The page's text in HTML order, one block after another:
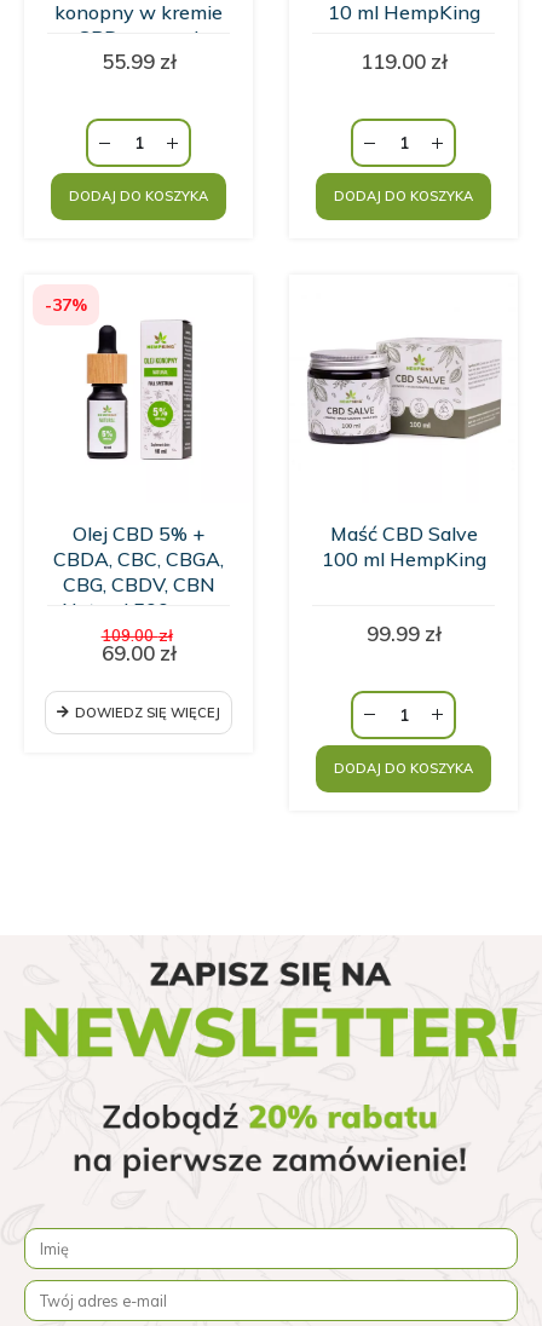
konopny w kremie
z CBD o zapachu
wanilii i kwiatów
HempKing
55.99 zł
DODAJ DO KOSZYKA
10 ml HempKing
119.00 zł
DODAJ DO KOSZYKA
-37%
Olej CBD 5% +
CBDA, CBC, CBGA,
CBG, CBDV, CBN
Natural 500 mg -
10ml
109.00zł
cena
109.00 zł.
69.00 zł
cena
wynosi:
69.00 zł.
DOWIEDZ SIĘ WIĘCEJ
Maść CBD Salve
100 ml HempKing
99.99 zł
DODAJ DO KOSZYKA